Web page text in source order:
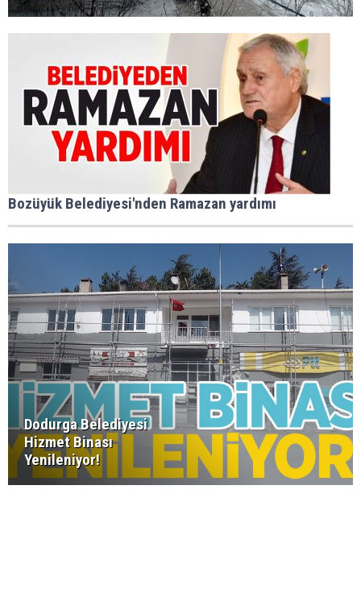
Bozüyük Belediyesi'nden Ramazan yardımı
Dodurga Belediyesi
Hizmet Binası
Yenileniyor!